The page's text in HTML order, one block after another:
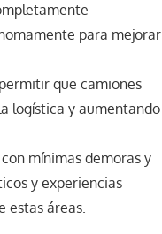
para mejorar
que camiones
logística y aumentando
mínimas demoras y
y experiencias
estas áreas.